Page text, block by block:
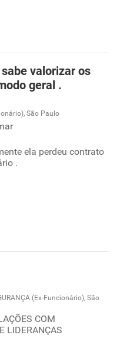
valorizar os
geral .
São Paulo
ela perdeu contrato
.
(Ex-Funcionário), São
COM
LIDERANÇAS